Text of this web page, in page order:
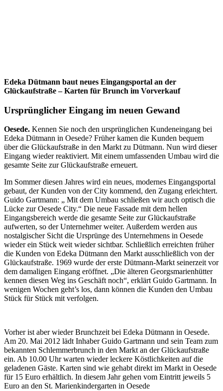
Edeka Dütmann baut neues Eingangsportal an der
Glückaufstraße – Karten für Brunch im Vorverkauf
Ursprünglicher Eingang im neuen Gewand
Oesede. Kennen Sie noch den ursprünglichen Kundeneingang bei
Edeka Dütmann in Oesede? Früher kamen die Kunden bequem
über die Glückaufstraße in den Markt zu Dütmann. Nun wird dieser
Eingang wieder reaktiviert. Mit einem umfassenden Umbau wird die
gesamte Seite zur Glückaufstraße erneuert.
Im Sommer diesen Jahres wird ein neues, modernes Eingangsportal
gebaut, der Kunden von der City kommend, den Zugang erleichtert.
Guido Gartmann: „ Mit dem Umbau schließen wir auch optisch die
Lücke zur Oesede City.“ Die neue Fassade mit dem hellen
Eingangsbereich werde die gesamte Seite zur Glückaufstraße
aufwerten, so der Unternehmer weiter. Außerdem werden aus
nostalgischer Sicht die Ursprünge des Unternehmens in Oesede
wieder ein Stück weit wieder sichtbar. Schließlich erreichten früher
die Kunden von Edeka Dütmann den Markt ausschließlich von der
Glückaufstraße. 1969 wurde der erste Dütmann-Markt seinerzeit vor
dem damaligen Eingang eröffnet. „Die älteren Georgsmarienhütter
kennen diesen Weg ins Geschäft noch“, erklärt Guido Gartmann. In
wenigen Wochen geht’s los, dann können die Kunden den Umbau
Stück für Stück mit verfolgen.
Vorher ist aber wieder Brunchzeit bei Edeka Dütmann in Oesede.
Am 20. Mai 2012 lädt Inhaber Guido Gartmann und sein Team zum
bekannten Schlemmerbrunch in den Markt an der Glückaufstraße
ein. Ab 10.00 Uhr warten wieder leckere Köstlichkeiten auf die
geladenen Gäste. Karten sind wie gehabt direkt im Markt in Oesede
für 15 Euro erhältlich. In diesem Jahr gehen vom Eintritt jeweils 5
Euro an den St. Marienkindergarten in Oesede